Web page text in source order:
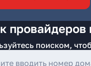
поиском,